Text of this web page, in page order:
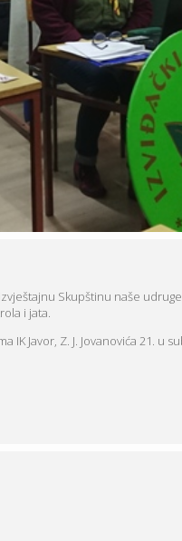
Skupštinu naše
i jata.
Javor, Z. J. Jovanovića 21. u